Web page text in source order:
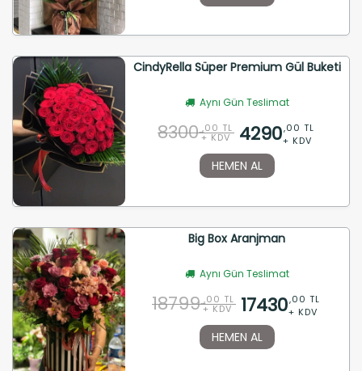
CindyRella Süper Premium Gül Buketi
Aynı Gün Teslimat
8300 ,00 TL
+ KDV 4290,00 TL
+ KDV
HEMEN AL
Big Box Aranjman
Aynı Gün Teslimat
18799 ,00 TL
+ KDV 17430,00 TL
+ KDV
HEMEN AL